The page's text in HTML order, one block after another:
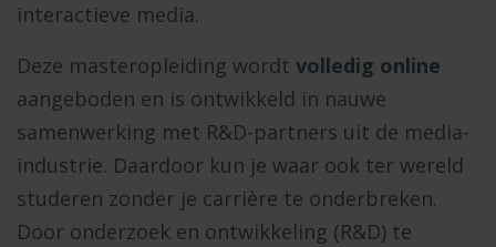
interactieve media.
Deze masteropleiding wordt volledig online
aangeboden en is ontwikkeld in nauwe
samenwerking met R&D-partners uit de media-
industrie. Daardoor kun je waar ook ter wereld
studeren zonder je carrière te onderbreken.
Door onderzoek en ontwikkeling (R&D) te